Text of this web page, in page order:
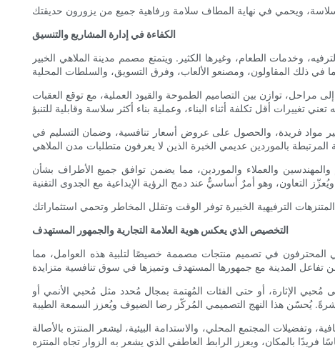
الكفاءة في إدارة المشاريع والتنسيق
وخدمات الطعام، وغيرها الكثير. ويتمتع مصمم مدينة الملاهي الخبير
توازن بين التصاميم الطموحة والقيود العملية، مع توقع العقبات
مواد فريدة، والحصول على عروض أسعار تنافسية، وضمان التسليم في
والعملاء والموردين، مما يضمن توافق جميع الأطراف بشأن
التخصيص الذي يعكس هوية العلامة التجارية والجمهور المستهدف
المحترفون في تصميم منتجات مصممة خصيصًا لتلبية هذه العوامل، مما
الإثارة، أو حتى الفئات المُهتمة بمجال مُحدد مثل مُحبي الأنمي أو
المجتمع المحلي، والاستدامة البيئية، ليشعر المنتزه بالأصالة